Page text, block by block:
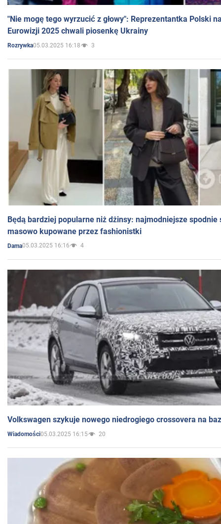
"Nie mogę tego wyrzucić z głowy": Reprezentantka Polski
Eurowizji 2025 chwali piosenkę Ukrainy
Rozrywka05.03.2025 16:18 3
Będą bardziej popularne niż dżinsy: najmodniejsze spodnie
masowo kupowane przez fashionistki
Dama05.03.2025 16:16 4
Volkswagen szykuje nowego niedrogiego crossovera na
Wiadomości05.03.2025 16:15 20